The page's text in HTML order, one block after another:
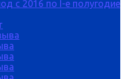
с 2016 по I-е полугодие